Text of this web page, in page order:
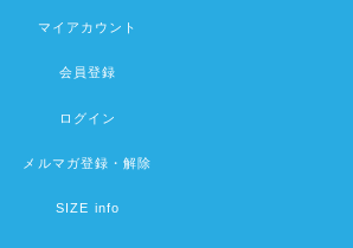
マイアカウント
会員登録
ログイン
メルマガ登録・解除
SIZE info